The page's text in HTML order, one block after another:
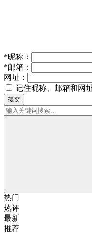
*昵称：
*邮箱：
网址：
记住昵称、邮箱和网
提交
热门
热评
最新
推荐